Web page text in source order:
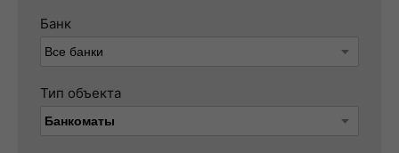
Банк
Тип объекта